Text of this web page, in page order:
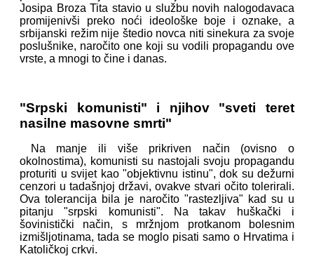
Josipa Broza Tita stavio u službu novih nalogodavaca
promijenivši preko noći ideološke boje i oznake, a
srbijanski režim nije štedio novca niti sinekura za svoje
poslušnike, naročito one koji su vodili propagandu ove
vrste, a mnogi to čine i danas.
"Srpski komunisti" i njihov "sveti teret
nasilne masovne smrti"
Na manje ili više prikriven način (ovisno o
okolnostima), komunisti su nastojali svoju propagandu
proturiti u svijet kao "objektivnu istinu", dok su dežurni
cenzori u tadašnjoj državi, ovakve stvari očito tolerirali.
Ova tolerancija bila je naročito "rastezljiva" kad su u
pitanju "srpski komunisti". Na takav huškački i
šovinistički način, s mržnjom protkanom bolesnim
izmišljotinama, tada se moglo pisati samo o Hrvatima i
Katoličkoj crkvi.